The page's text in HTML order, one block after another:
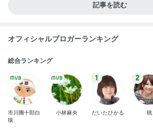
記事を読む
オフィシャルブロガーランキング
総合ランキング
市川團十郎白
猿
小林麻央
1
だいたひかる
2
桃